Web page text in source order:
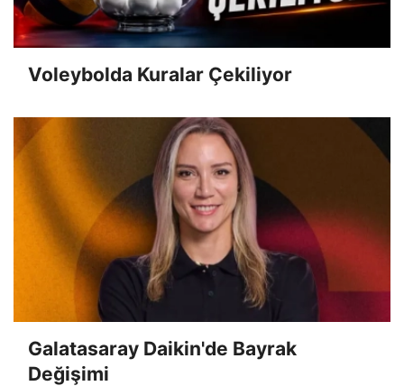
Voleybolda Kuralar Çekiliyor
Galatasaray Daikin'de Bayrak
Değişimi